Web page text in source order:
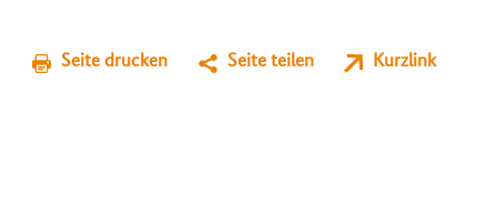
Seite drucken Seite teilen Kurzlink